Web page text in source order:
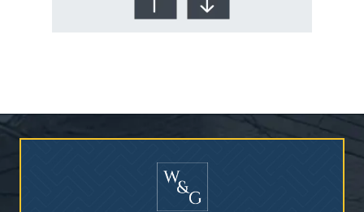
¿Quién corre el riesgo de